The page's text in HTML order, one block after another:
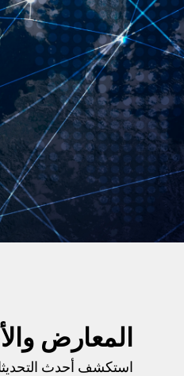
المعارض
استكشف أحدث